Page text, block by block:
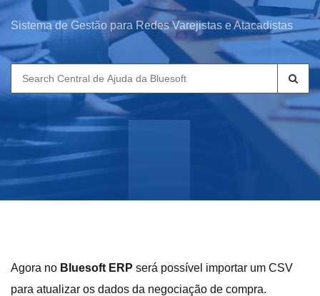
Sistema de Gestão para Redes Varejistas e Atacadistas
Search
for:
Agora no Bluesoft ERP será possível importar um CSV
para atualizar os dados da negociação de compra.